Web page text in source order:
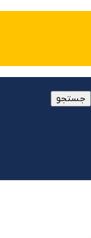
جستجو